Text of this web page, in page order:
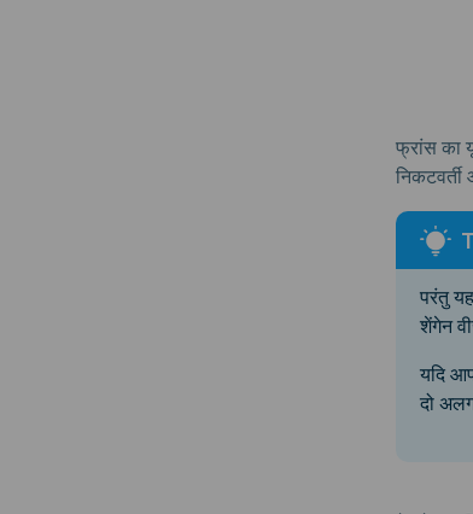
फ्रांस का
परंतु
शेंगेन
यदि
दो